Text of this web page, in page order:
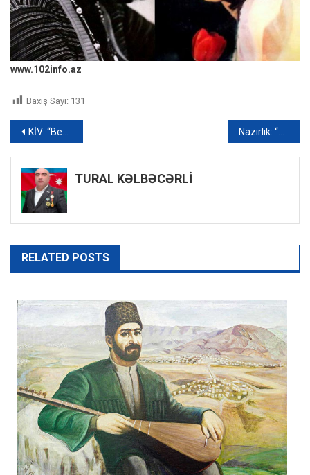
www.102info.az
Baxış Sayı: 131
Yazı
naviqasiyası
KİV: “Beynəlxalq hava yolları İranın İsrailə hücumundan sonra xaos vəziyyətindədir” Nazirlik: “Saxta müfəttişlər sahibkarları cərimə ilə təhdid edərək yoxlama aparıblar”
TURAL KƏLBƏCƏRLİ
RELATED POSTS